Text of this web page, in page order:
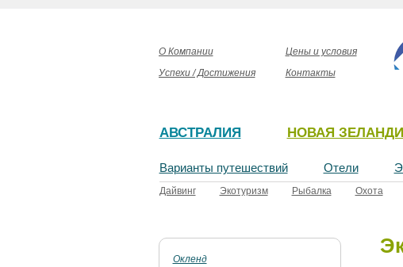
О Компании
Цены и условия
Успехи / Достижения
Контакты
АВСТРАЛИЯ НОВАЯ
Варианты путешествий
Дайвинг Экотуризм Рыбалка Охота
Отели
Окленд